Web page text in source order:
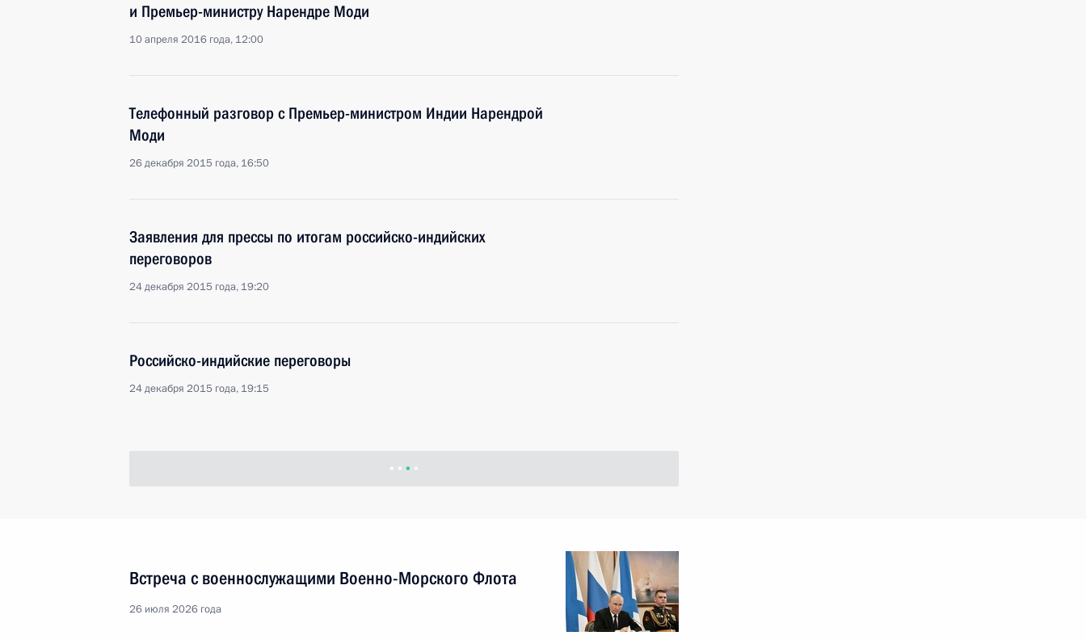
и Премьер-министру Нарендре Моди
10 апреля 2016 года, 12:00
Телефонный разговор с Премьер-министром Индии Нарендрой
Моди
26 декабря 2015 года, 16:50
Заявления для прессы по итогам российско-индийских
переговоров
24 декабря 2015 года, 19:20
Российско-индийские переговоры
24 декабря 2015 года, 19:15
Встреча с военнослужащими Военно-Морского Флота
26 июля 2026 года